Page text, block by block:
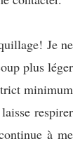
Je ne
plus léger
minimum
respirer
à me